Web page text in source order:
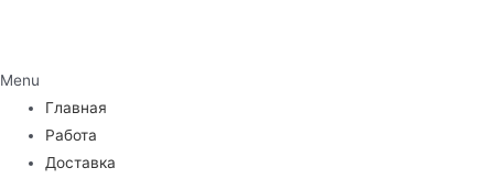
Menu
Главная
Работа
Доставка